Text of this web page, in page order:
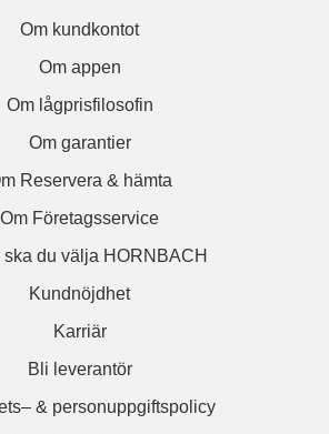
Om kundkontot
Om appen
Om lågprisfilosofin
Om garantier
Reservera & hämta
Om Företagsservice
ska du välja HORNBACH
Kundnöjdhet
Karriär
Bli leverantör
& personuppgiftspolicy